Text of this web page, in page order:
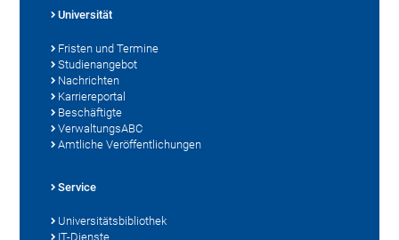
Universität
Fristen und Termine
Studienangebot
Nachrichten
Karriereportal
Beschäftigte
VerwaltungsABC
Amtliche Veröffentlichungen
Service
Universitätsbibliothek
IT-Dienste